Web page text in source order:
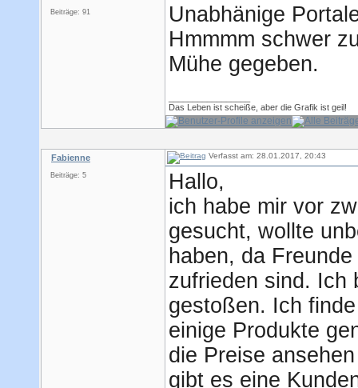
Beiträge: 91
Unabhänige
Hmmmm schwer
Mühe gegeben.
Das Leben ist scheiße, aber die Grafik ist geil!
Fabienne
Beiträge: 5
Verfasst am: 28.01.2017, 20:43
Hallo,
ich habe mir vor
gesucht, wollte
haben, da
zufrieden sind. Ich
gestoßen. Ich
einige Produkte
die Preise
gibt es eine